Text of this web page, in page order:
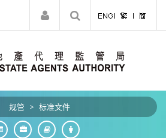
规管 > 标准文件